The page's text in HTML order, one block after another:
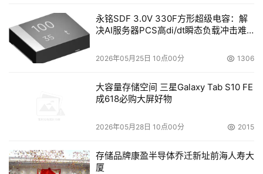
0）表示没有倾斜。
永铭SDF 3.0V 330F方形超级电容：解
决AI服务器PCS高di/dt瞬态负载冲击难
2026年05月25日 10点00分 1306
大容量存储空间 三星Galaxy Tab S10 FE
成618必购大屏好物
2026年05月28日 10点00分 2015
存储品牌康盈半导体乔迁新址前海人寿大
厦